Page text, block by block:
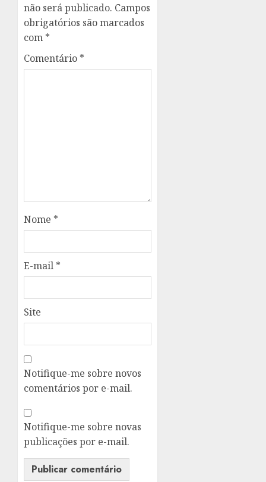
não será publicado. Campos
obrigatórios são marcados
com *
Comentário *
Nome *
E-mail *
Site
Notifique-me sobre novos
comentários por e-mail.
Notifique-me sobre novas
publicações por e-mail.